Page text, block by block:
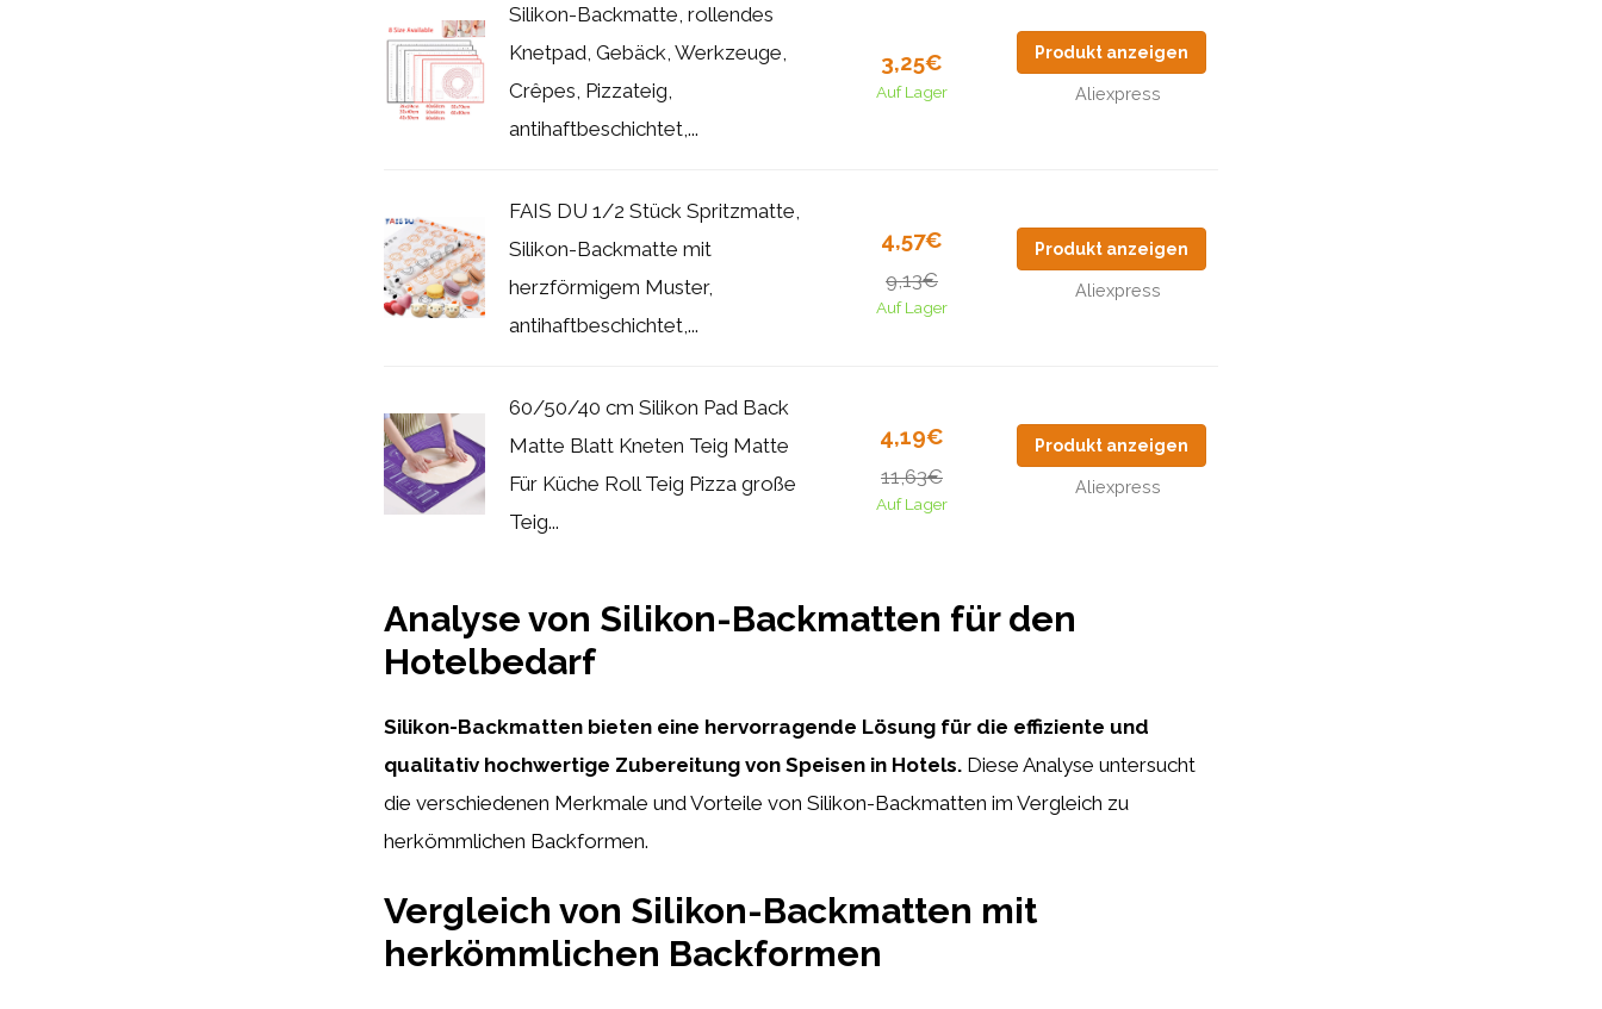
Silikon-Backmatte, rollendes
Knetpad, Gebäck, Werkzeuge,
Crêpes, Pizzateig,
antihaftbeschichtet,...
3,25€
Auf Lager
Produkt anzeigen
Aliexpress
FAIS DU 1/2 Stück Spritzmatte,
Silikon-Backmatte mit
herzförmigem Muster,
antihaftbeschichtet,...
4,57€
9,13€
Auf Lager
Produkt anzeigen
Aliexpress
60/50/40 cm Silikon Pad Back
Matte Blatt Kneten Teig Matte
Für Küche Roll Teig Pizza große
Teig...
4,19€
11,63€
Auf Lager
Produkt anzeigen
Aliexpress
Analyse von Silikon-Backmatten für den
Hotelbedarf
Silikon-Backmatten bieten eine hervorragende Lösung für die effiziente und
qualitativ hochwertige Zubereitung von Speisen in Hotels. Diese Analyse untersucht
die verschiedenen Merkmale und Vorteile von Silikon-Backmatten im Vergleich zu
herkömmlichen Backformen.
Vergleich von Silikon-Backmatten mit
herkömmlichen Backformen